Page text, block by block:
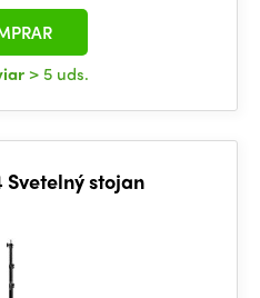
> 5 uds.
Svetelný stojan